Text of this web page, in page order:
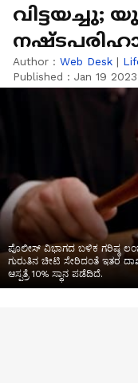
Author : Web Desk |
Published : Jan 19
ಪೊಲೀಸ್ ವಿಭಾಗದ ಬಳಿಕ ಗರಿಷ್ಠ
ಗುರುತಿನ ಚೀಟಿ ಸೇರಿದಂತೆ ಇತರ
ಆಸ್ಪತ್ರೆ 10% ಸ್ಥಾನ ಪಡೆದಿದೆ.